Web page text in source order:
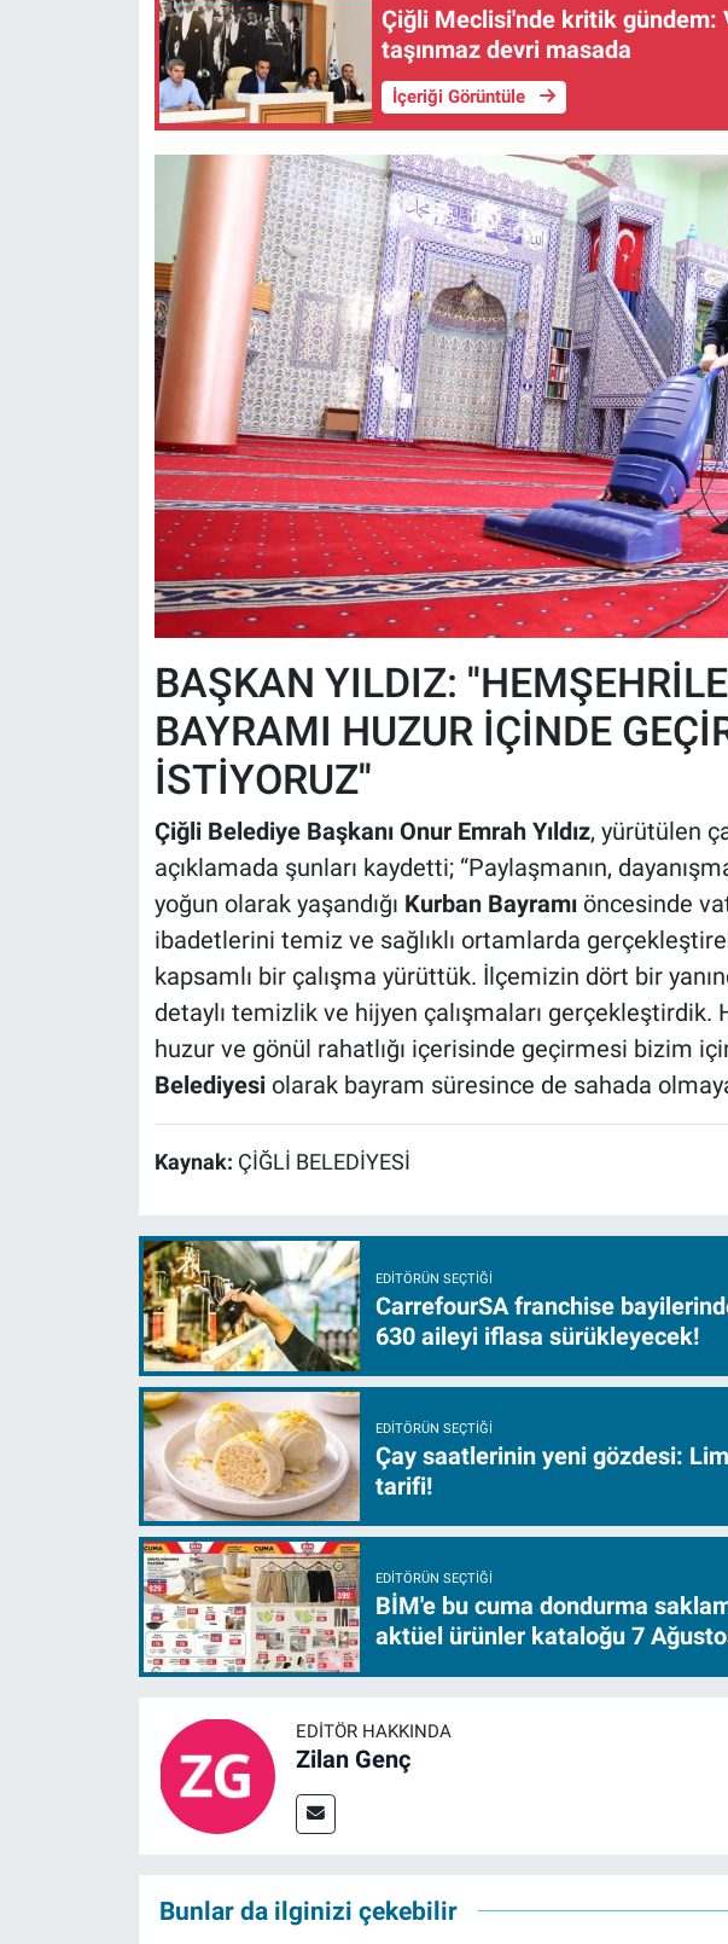
Çiğli Meclisi'nde kritik gündem:
taşınmaz devri masada
İçeriği Görüntüle
BAŞKAN YILDIZ:
BAYRAMI HUZUR İÇİNDE
İSTİYORUZ''
Çiğli Belediye Başkanı Onur Emrah Yıldız, yürütülen
açıklamada şunları kaydetti; “Paylaşmanın,
yoğun olarak yaşandığı Kurban Bayramıöncesinde
ibadetlerini temiz ve sağlıklı ortamlarda
kapsamlı bir çalışma yürüttük. İlçemizin dört bir
detaylı temizlik ve hijyen çalışmaları gerçekleştirdik.
huzur ve gönül rahatlığı içerisinde geçirmesi bizim
Belediyesiolarak bayram süresince de sahada
Kaynak: ÇİĞLİ BELEDİYESİ
EDITÖRÜN SEÇTIĞI
CarrefourSA franchise
630 aileyi iflasa sürükleyecek!
EDITÖRÜN SEÇTIĞI
Çay saatlerinin yeni gözdesi:
tarifi!
EDITÖRÜN SEÇTIĞI
BİM'e bu cuma dondurma
aktüel ürünler kataloğu 7
EDITÖR HAKKINDA
Zilan Genç
Bunlar da ilginizi çekebilir